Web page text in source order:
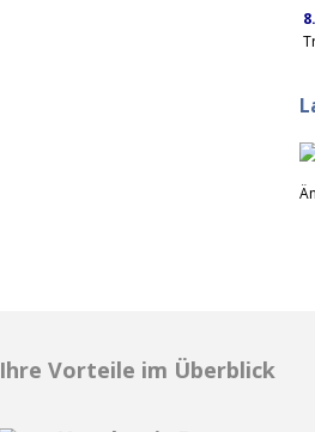
Ihre Vorteile im Überblick